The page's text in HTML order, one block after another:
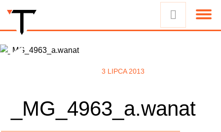
3 LIPCA 2013
_MG_4963_a.wanat